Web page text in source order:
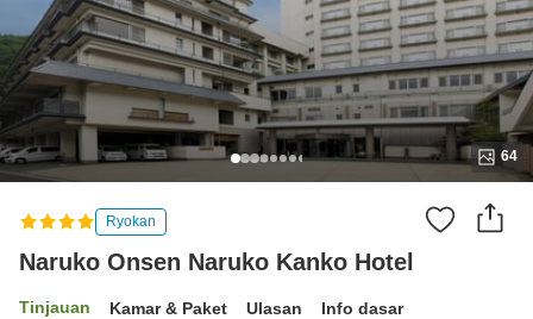
64
Ryokan
Naruko Onsen Naruko Kanko Hotel
Tinjauan Kamar & Paket Ulasan Info dasar